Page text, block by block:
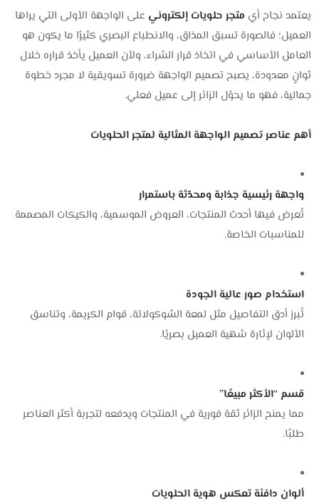
يعتمد نجاح أي متجر حلويات إلكتروني على الواجهة الأولى التي يراها
العميل؛ فالصورة تسبق المذاق، والانطباع البصري كثيرًا ما يكون هو
العامل الأساسي في اتخاذ قرار الشراء، ولأن العميل يأخذ قراره خلال
ثوانٍ معدودة، يصبح تصميم الواجهة ضرورة تسويقية لا مجرد خطوة
جمالية، فهو ما يحوّل الزائر إلى عميل فعلي.
أهم عناصر تصميم الواجهة المثالية لمتجر الحلويات
واجهة رئيسية جذابة ومحدّثة باستمرار
تُعرض فيها أحدث المنتجات، العروض الموسمية، والكيكات المصممة
للمناسبات الخاصة.
استخدام صور عالية الجودة
تُبرز أدق التفاصيل مثل لمعة الشوكولاتة، قوام الكريمة، وتناسق
الألوان لإثارة شهية العميل بصريًا.
قسم “الأكثر مبيعًا”
مما يمنح الزائر ثقة فورية في المنتجات ويدفعه لتجربة أكثر العناصر
طلبًا.
ألوان دافئة تعكس هوية الحلويات